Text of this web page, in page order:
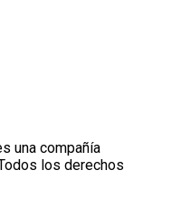
una compañía
los derechos